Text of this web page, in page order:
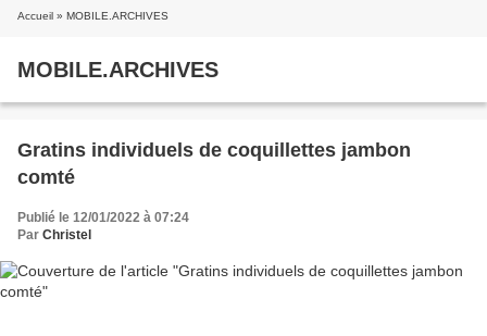
Accueil » MOBILE.ARCHIVES
MOBILE.ARCHIVES
Gratins individuels de coquillettes jambon
comté
Publié le 12/01/2022 à 07:24
Par Christel